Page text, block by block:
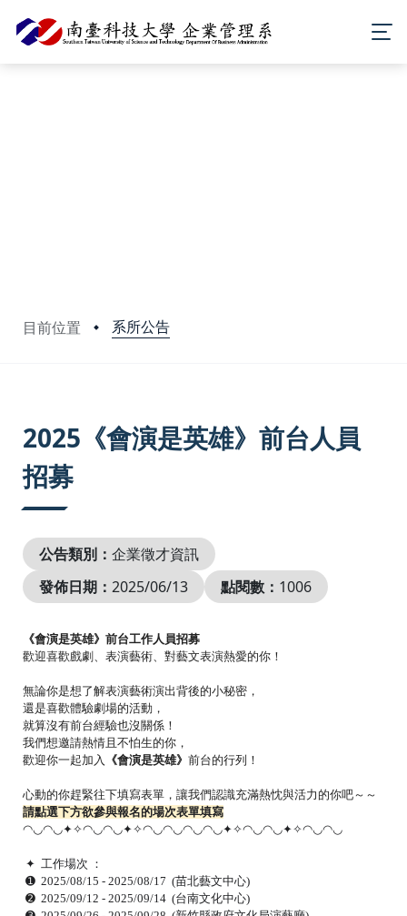
目前位置 系所公告
2025《會演是英雄》前台人員
招募
公告類別： 企業徵才資訊
發佈日期： 2025/06/13 點閱數： 1006
《會演是英雄》 前台工作人員招募
歡迎喜歡戲劇、表演藝術、對藝文表演熱愛的你！
無論你是想了解表演藝術演出背後的小秘密，
還是喜歡體驗劇場的活動，
就算沒有前台經驗也沒關係！
我們想邀請熱情且不怕生的你，
歡迎你一起加入 《會演是英雄》 前台的行列！
心動的你趕緊往下填寫表單，讓我們認識充滿熱忱與活力的你吧～～
請點選下方欲參與報名的場次表單填寫
◠◡◠◡✦✧◠◡◠◡✦✧◠◡◠◡◠◡◠◡✦✧◠◡◠◡✦✧◠◡◠◡
✦ 工作場次 ：
➊ 2025/08/15 - 2025/08/17 (苗北藝文中心)
➋ 2025/09/12 - 2025/09/14 (台南文化中心)